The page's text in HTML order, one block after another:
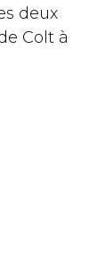
deux
Colt à